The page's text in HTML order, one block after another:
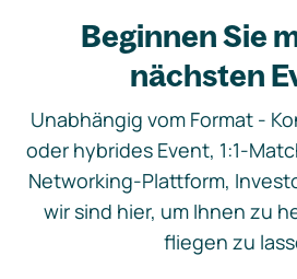
Beginnen Sie
nächsten
Unabhängig vom Format -
oder hybrides Event, 1:1-
Networking-Plattform,
wir sind hier, um Ihnen zu
fliegen zu